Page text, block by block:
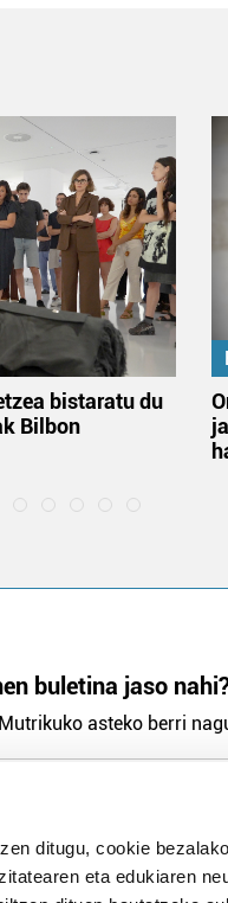
ditugu, cookie
eta edukiaren
bistaratu du
Bilbon
buletina jaso
asteko berri